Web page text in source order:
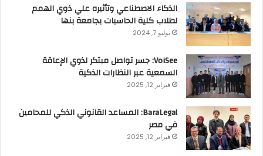
الذكاء الاصطناعي وتأثيره علي ذوي الهمم
لطلاب كلية الحاسبات بجامعة بنها
يوليو 7, 2024
VoiSee: جسر تواصل مبتكر لذوي الإعاقة
السمعية عبر النظارات الذكية
فبراير 12, 2025
BaraLegal: المساعد القانوني الذكي للمحامين
في مصر
فبراير 12, 2025